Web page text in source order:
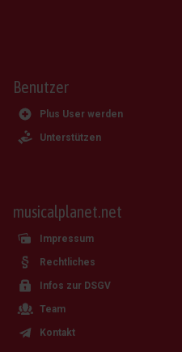
Benutzer
Plus User werden
Unterstützen
musicalplanet.net
Impressum
Rechtliches
Infos zur DSGV
Team
Kontakt